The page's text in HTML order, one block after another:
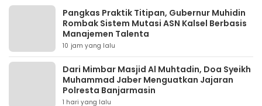
Pangkas Praktik Titipan, Gubernur Muhidin
Rombak Sistem Mutasi ASN Kalsel Berbasis
Manajemen Talenta
10 jam yang lalu
Dari Mimbar Masjid Al Muhtadin, Doa Syeikh
Muhammad Jaber Menguatkan Jajaran
Polresta Banjarmasin
1 hari yang lalu